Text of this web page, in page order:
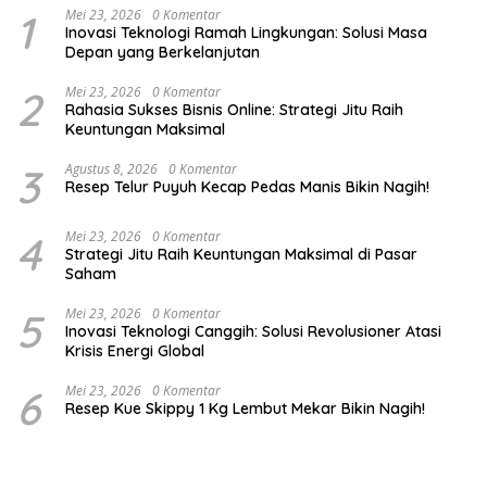
1 Mei 23, 2026 0 Komentar
Inovasi Teknologi Ramah Lingkungan: Solusi Masa
Depan yang Berkelanjutan
2 Mei 23, 2026 0 Komentar
Rahasia Sukses Bisnis Online: Strategi Jitu Raih
Keuntungan Maksimal
3 Agustus 8, 2026 0 Komentar
Resep Telur Puyuh Kecap Pedas Manis Bikin Nagih!
4 Mei 23, 2026 0 Komentar
Strategi Jitu Raih Keuntungan Maksimal di Pasar
Saham
5 Mei 23, 2026 0 Komentar
Inovasi Teknologi Canggih: Solusi Revolusioner Atasi
Krisis Energi Global
6 Mei 23, 2026 0 Komentar
Resep Kue Skippy 1 Kg Lembut Mekar Bikin Nagih!